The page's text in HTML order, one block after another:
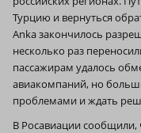
Турцию и вернуться
Anka закончилось
несколько раз
пассажирам удалось
авиакомпаний, но
проблемами и ждать
В Росавиации сообщили,